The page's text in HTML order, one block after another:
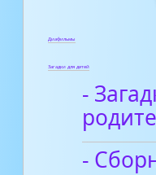
Диафильмы
Загадки для детей
-
-